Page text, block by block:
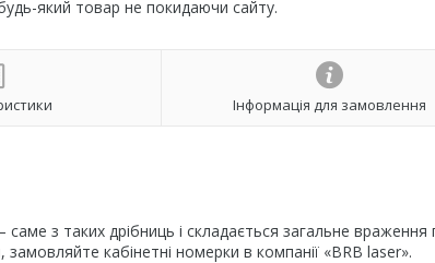
який товар не покидаючи сайту.
Інформація для замовлення
з таких дрібниць і складається загальне враження
кабінетні номерки в компанії «BRB laser».